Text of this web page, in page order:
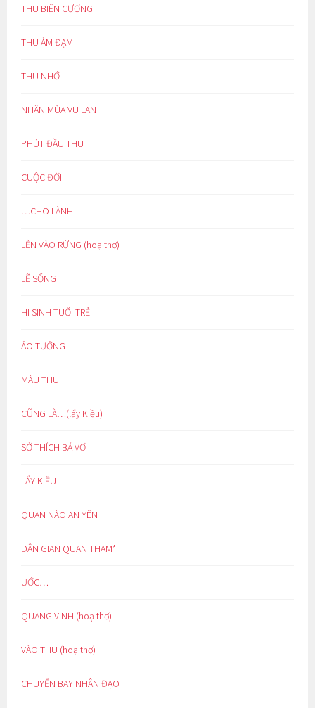
THU BIÊN CƯƠNG
THU ẢM ĐẠM
THU NHỚ
NHÂN MÙA VU LAN
PHÚT ĐẦU THU
CUỘC ĐỜI
…CHO LÀNH
LẺN VÀO RỪNG (hoạ thơ)
LẼ SỐNG
HI SINH TUỔI TRẺ
ẢO TƯỞNG
MÀU THU
CŨNG LÀ…(lẩy Kiều)
SỞ THÍCH BÁ VƠ
LẨY KIỀU
QUAN NÀO AN YÊN
DÂN GIAN QUAN THAM*
ƯỚC…
QUANG VINH (hoạ thơ)
VÀO THU (hoạ thơ)
CHUYẾN BAY NHÂN ĐẠO